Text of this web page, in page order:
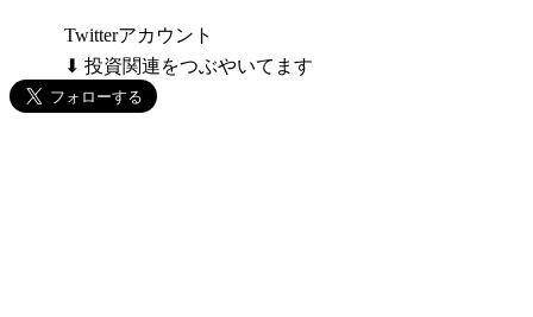
Twitterアカウント
⬇ 投資関連をつぶやいてます